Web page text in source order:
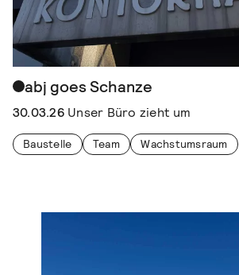
abj goes Schanze
30.03.26Unser Büro zieht um
Baustelle Team Wachstumsraum